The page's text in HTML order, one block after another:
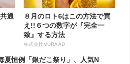
通
８月のロト6はこの方法で買
え!!６つの数字が『完全一
致』する方法
株式会社MURA AD
夏恒例「銀だこ祭り」、人気N